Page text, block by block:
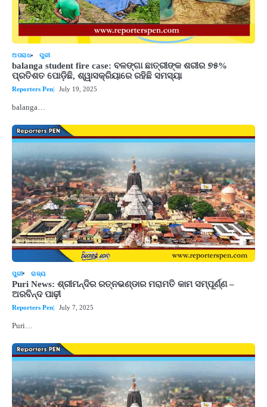
ଅପରାଧ ପୁରୀ
balanga student fire case: ବଳଙ୍ଗା ଛାତ୍ରୀଙ୍କ ଶରୀର ୭୫%
ପ୍ରତିଶତ ପୋଡ଼ିଛି, ଶ୍ୱାସକ୍ରିୟାରେ ରହିଛି ସମସ୍ୟା
Reporters Pen July 19, 2025
balanga…
ପୁରୀ ରାଜ୍ୟ
Puri News: ଶ୍ରୀମନ୍ଦିର ରତ୍ନଭଣ୍ଡାର ମରାମତି କାମ ସମ୍ପୂର୍ଣ୍ଣ –
ଅରବିନ୍ଦ ପାଢ଼ୀ
Reporters Pen July 7, 2025
Puri…